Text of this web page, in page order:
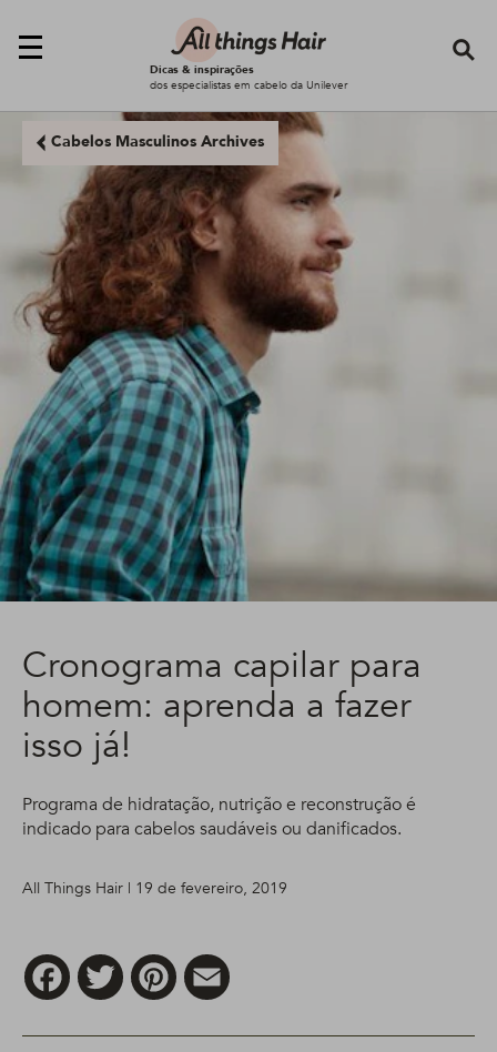
Dicas & inspirações
dos especialistas em cabelo da Unilever
Cabelos Masculinos Archives
Cronograma capilar para
homem: aprenda a fazer
isso já!
Programa de hidratação, nutrição e reconstrução é
indicado para cabelos saudáveis ou danificados.
All Things Hair | 19 de fevereiro, 2019
FacebookTwitter Pinterest